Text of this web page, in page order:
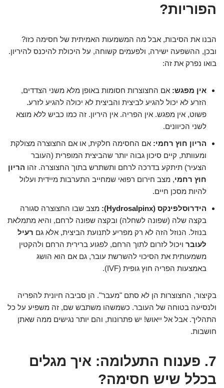
הפוריות?
הבנו את הסיבות, אבל מה המשמעות האמיתית של חסימה כזו?
ובכן, ההשפעה ישירה, ולפעמים קשוחה, על היכולת להיכנס להיריון.
בואו נפרק את זה:
אין מפגש: אם החצוצרות חסומות באופן מלא משני הצדדים,
הזרע לא יכול להגיע לביצית והביצית לא יכולה להגיע לזרע.
פשוט, אין מפגש. אין הפריה. אין היריון. זה כמו כביש ללא מוצא
לשני הכיוונים.
הריון חוץ רחמי: אם החסימה חלקית, או אם החצוצרה מצולקת
ומעוותת, קיים סיכון גבוה יותר שהביצית המופרית (העובר
הצעיר) תיתקע בדרכה לרחם ותשתרש בתוך החצוצרה. זהו הריון
חוץ רחמי, מצב חירום רפואי שמחייב התערבות מיידית ועלול
להיות מסכן חיים.
הידרוסלפינקס (Hydrosalpinx):
מצב שבו החצוצרה סגורה
בקצה שלה (שפונה לשחלה) ובקצה שפונה לרחם, והיא מתמלאת
בנוזל. הנוזל הזה לא רק מפריע לתנועת הביצית, אלא גם רעיל
לעובר ויכול לזרום לתוך הרחם, לפגוע ברירית הרחם ולהקטין
משמעותית את הסיכוי להשרשת עובר, גם אם הוא הושג
באמצעות הפריה חוץ גופית (IVF).
בקיצור, החצוצרות הן לא סתם "מעבר". הן סביבה חיונית להפריה
ולנסיעה בטוחה של העובר. כשמשהו משתבש שם, זה משפיע על כל
התהליך. אבל אל ייאוש! יש פתרונות, והם יותר נגישים ממה שאתן
חושבות.
7. פענוח התעלומה: איך מגלים
בכלל שיש חסימה?